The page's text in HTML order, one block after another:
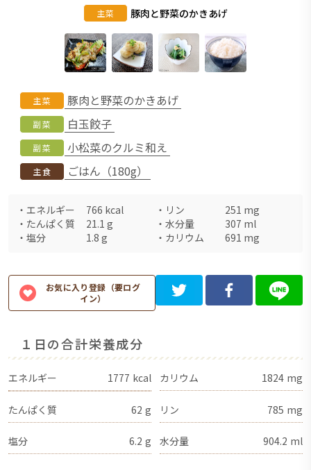
主菜 豚肉と野菜のかきあげ
主菜 豚肉と野菜のかきあげ
副菜 白玉餃子
副菜 小松菜のクルミ和え
主食 ごはん（180g）
・ エネルギー 766 kcal ・ リン 251 mg
・ たんぱく質 21.1 g ・ 水分量 307 ml
・ 塩分 1.8 g ・ カリウム 691 mg
お気に入り登録（要ログ
イン）
１日の合計栄養成分
エネルギー 1777 kcal カリウム 1824 mg
たんぱく質 62 g リン 785 mg
塩分 6.2 g 水分量 904.2 ml